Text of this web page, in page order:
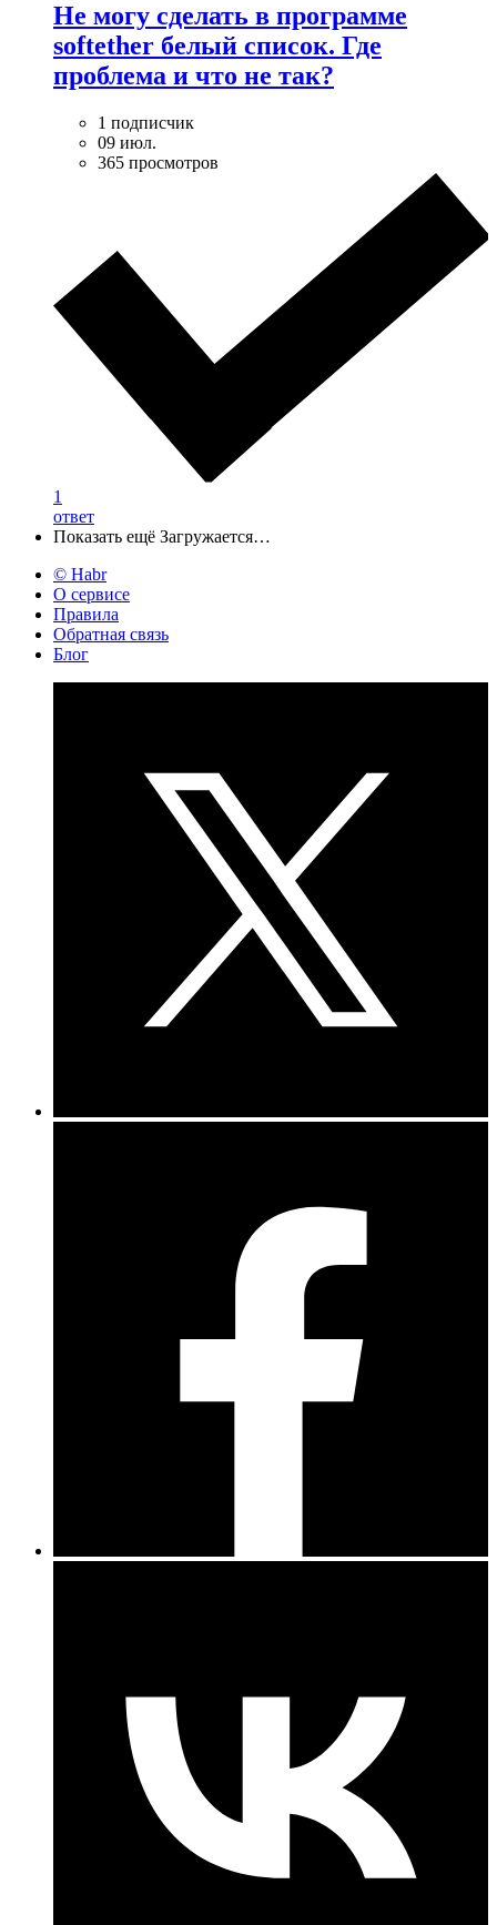
Не могу сделать в программе
softether белый список. Где
проблема и что не так?
1 подписчик
09 июл.
365 просмотров
1
ответ
Показать ещё Загружается…
© Habr
О сервисе
Правила
Обратная связь
Блог